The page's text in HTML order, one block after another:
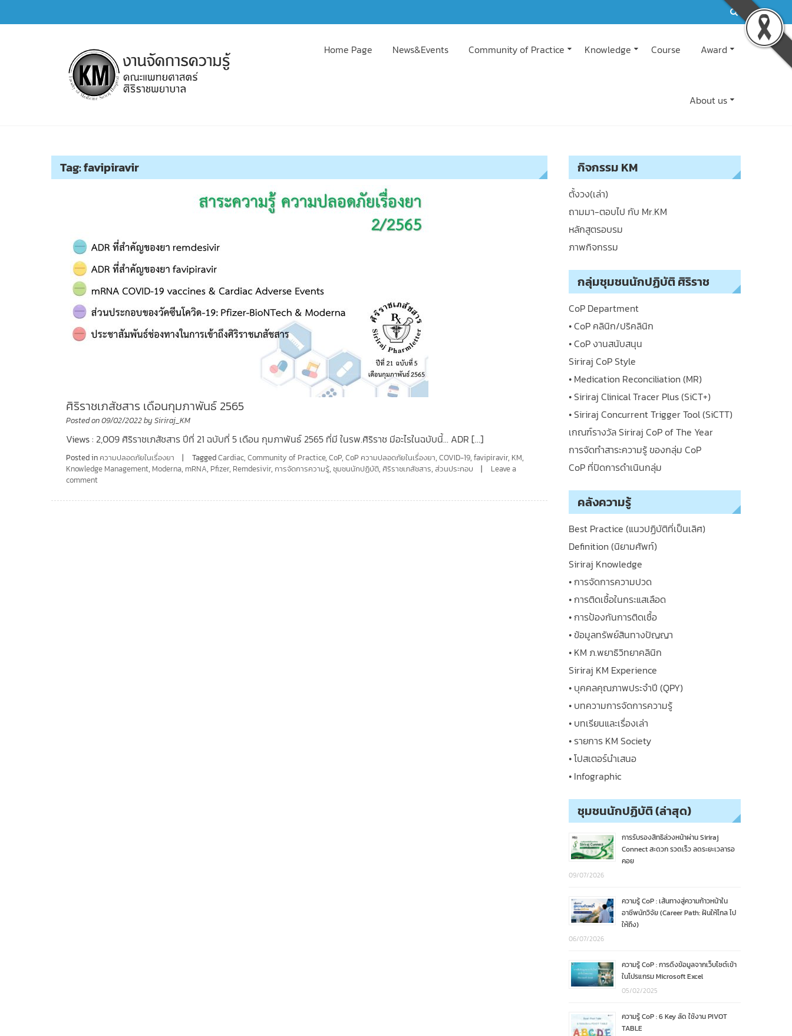
to
Home Page News&Events Community of Practice Knowledge Course Award
About us
Tag:favipiravir
ศิริราชเภสัชสาร เดือนกุมภาพันธ์ 2565
Posted on09/02/2022bySiriraj_KM
Views : 2,009 ศิริราชเภสัชสาร ปีที่ 21 ฉบับที่ 5 เดือน กุมภาพันธ์ 2565 ที่มี ในรพ.ศิริราช มีอะไรในฉบับนี้… ADR […]
Posted in ความปลอดภัยในเรื่องยา TaggedCardiac,Community of Practice,CoP,CoP ความปลอดภัยในเรื่องยา,COVID-19,favipiravir, KM,
Knowledge Management, Moderna, mRNA, Pfizer, Remdesivir,การจัดการความรู้,ชุมชนนักปฏิบัติ, ศิริราชเภสัชสาร,ส่วนประกอบ
Leave a
comment
กิจกรรม KM
ตั้งวง(เล่า)
ถามมา-ตอบไป กับ Mr.KM
หลักสูตรอบรม
ภาพกิจกรรม
กลุ่มชุมชนนักปฏิบัติ ศิริราช
CoP Department
• CoP คลินิก/ปริคลินิก
• CoP งานสนับสนุน
Siriraj CoP Style
• Medication Reconciliation (MR)
• Siriraj Clinical Tracer Plus (SiCT+)
• Siriraj Concurrent Trigger Tool (SiCTT)
เกณฑ์รางวัล Siriraj CoP of The Year
การจัดทำสาระความรู้ ของกลุ่ม CoP
CoP ที่ปิดการดำเนินกลุ่ม
คลังความรู้
Best Practice (แนวปฏิบัติที่เป็นเลิศ)
Definition (นิยามศัพท์)
Siriraj Knowledge
• การจัดการความปวด
• การติดเชื้อในกระแสเลือด
• การป้องกันการติดเชื้อ
• ข้อมูลทรัพย์สินทางปัญญา
• KM ภ.พยาธิวิทยาคลินิก
Siriraj KM Experience
• บุคคลคุณภาพประจำปี (QPY)
• บทความการจัดการความรู้
• บทเรียนและเรื่องเล่า
• รายการ KM Society
• โปสเตอร์นำเสนอ
• Infographic
ชุมชนนักปฏิบัติ (ล่าสุด)
การรับรองสิทธิล่วงหน้าผ่าน Siriraj
Connect สะดวก รวดเร็ว ลดระยะเวลารอ
คอย
09/07/2026
ความรู้ CoP : เส้นทางสู่ความก้าวหน้าใน
อาชีพนักวิจัย (Career Path: ฝันให้ไกล ไป
ให้ถึง)
06/07/2026
ความรู้ CoP : การดึงข้อมูลจากเว็บไซต์เข้า
ในโปรแกรม Microsoft Excel
05/02/2025
ความรู้ CoP : 6 Key ลัด ใช้งาน PIVOT
TABLE